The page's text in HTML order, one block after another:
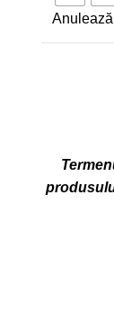
Anulează